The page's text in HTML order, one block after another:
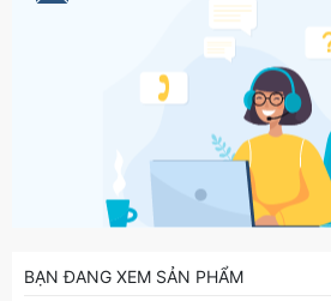
BẠN ĐANG XEM SẢN PHẨM